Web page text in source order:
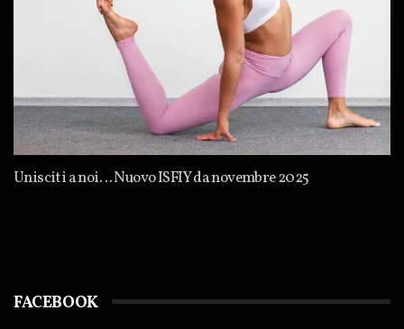
Unisciti a noi… Nuovo ISFIY da novembre 2025
FACEBOOK